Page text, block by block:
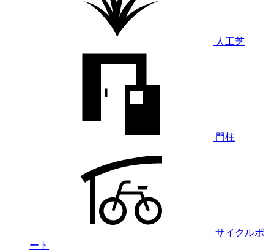
人工芝
門柱
サイクルポ
ート